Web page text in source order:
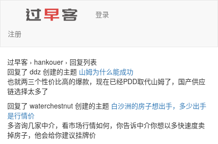
登录
注册
过早客 › hankouer › 回复列表
回复了 ddz 创建的主题 山姆为什么能成功
也就两三个性价比高的爆款，现在已经PDD取代山姆了，国产供应
链选择太多了
回复了 waterchestnut 创建的主题 白沙洲的房子想出手，多少出手
是行情价
多咨询几家中介，看市场行情如何，你告诉中介你想以多快速度卖
掉房子，他会给你建议挂牌价